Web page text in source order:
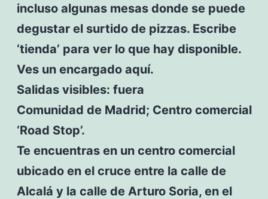
incluso algunas mesas donde se puede
degustar el surtido de pizzas. Escribe
‘tienda’ para ver lo que hay disponible.
Ves un encargado aquí.
Salidas visibles: fuera
Comunidad de Madrid; Centro comercial
‘Road Stop’.
Te encuentras en un centro comercial
ubicado en el cruce entre la calle de
Alcalá y la calle de Arturo Soria, en el